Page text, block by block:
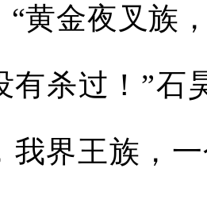
“黄金夜叉族
有杀过！”石
我界王族，